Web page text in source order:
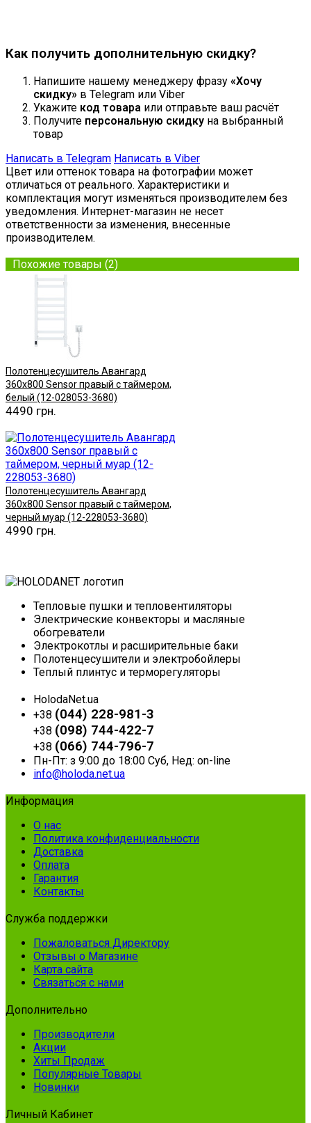
Как получить дополнительную скидку?
Напишите нашему менеджеру фразу «Хочу
скидку» в Telegram или Viber
Укажите код товара или отправьте ваш расчёт
Получите персональную скидку на выбранный
товар
Написать в Telegram Написать в Viber
Цвет или оттенок товара на фотографии может
отличаться от реального. Характеристики и
комплектация могут изменяться производителем без
уведомления. Интернет-магазин не несет
ответственности за изменения, внесенные
производителем.
Похожие товары (2)
Полотенцесушитель Авангард
360х800 Sensor правый с таймером,
белый (12-028053-3680)
4490 грн.
Полотенцесушитель Авангард
360х800 Sensor правый с таймером,
черный муар (12-228053-3680)
4990 грн.
Тепловые пушки и тепловентиляторы
Электрические конвекторы и масляные
обогреватели
Электрокотлы и расширительные баки
Полотенцесушители и электробойлеры
Теплый плинтус и терморегуляторы
HolodaNet.ua
+38 (044) 228-981-3
+38 (098) 744-422-7
+38 (066) 744-796-7
Пн-Пт: з 9:00 до 18:00 Суб, Нед: on-line
info@holoda.net.ua
Информация
О нас
Политика конфиденциальности
Доставка
Оплата
Гарантия
Контакты
Служба поддержки
Пожаловаться Директору
Отзывы о Магазине
Карта сайта
Связаться с нами
Дополнительно
Производители
Акции
Хиты Продаж
Популярные Товары
Новинки
Личный Кабинет